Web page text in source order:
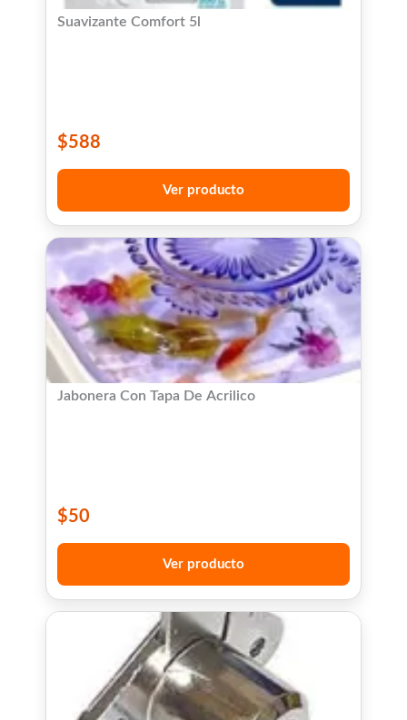
Suavizante Comfort 5l
$588
Ver producto
Jabonera Con Tapa De Acrilico
$50
Ver producto